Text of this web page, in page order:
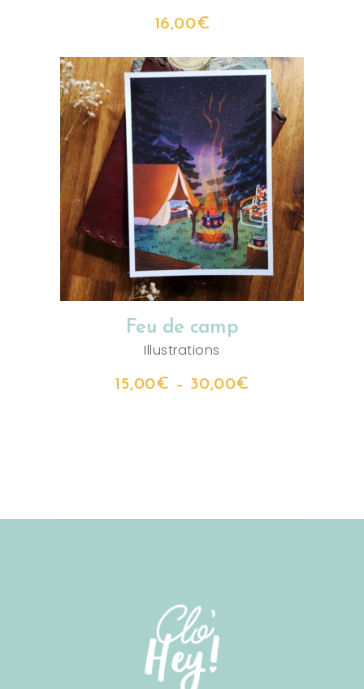
16,00€
CHOIX DES OPTIONS
Feu de camp
Illustrations
15,00€ – 30,00€